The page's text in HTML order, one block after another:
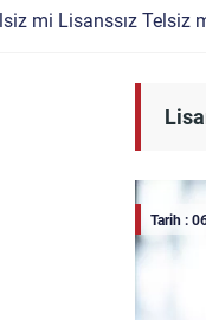
mi Lisanssız Telsiz
Tarih :